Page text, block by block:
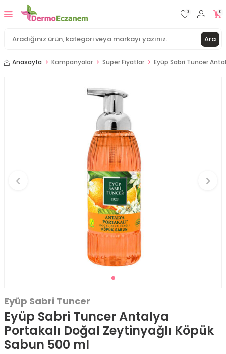
Ara
0 0
Anasayfa Kampanyalar Süper Fiyatlar Eyüp Sabri Tuncer
Eyüp Sabri Tuncer
Eyüp Sabri Tuncer Antalya
Portakalı Doğal Zeytinyağlı Köpük
Sabun 500 ml